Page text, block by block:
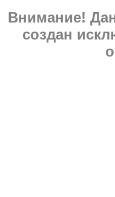
Внимание!
создан